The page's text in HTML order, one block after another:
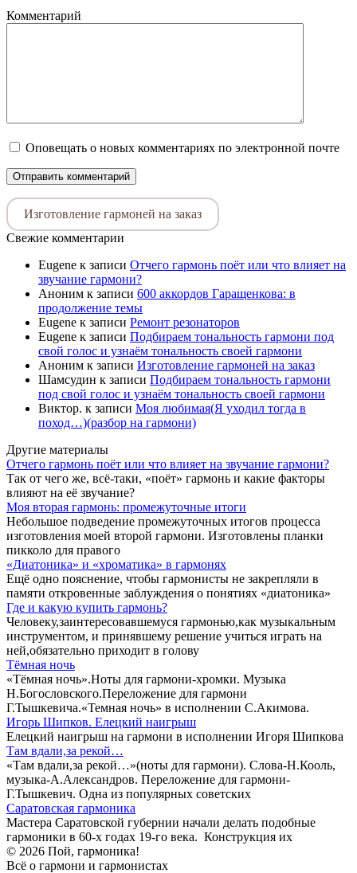
Комментарий
Оповещать о новых комментариях по электронной почте
Изготовление гармоней на заказ
Свежие комментарии
Eugene к записи Отчего гармонь поёт или что влияет на
звучание гармони?
Аноним к записи 600 аккордов Гаращенкова: в
продолжение темы
Eugene к записи Ремонт резонаторов
Eugene к записи Подбираем тональность гармони под
свой голос и узнаём тональность своей гармони
Аноним к записи Изготовление гармоней на заказ
Шамсудин к записи Подбираем тональность гармони
под свой голос и узнаём тональность своей гармони
Виктор. к записи Моя любимая(Я уходил тогда в
поход…)(разбор на гармони)
Другие материалы
Отчего гармонь поёт или что влияет на звучание гармони?
Так от чего же, всё-таки, «поёт» гармонь и какие факторы
влияют на её звучание?
Моя вторая гармонь: промежуточные итоги
Небольшое подведение промежуточных итогов процесса
изготовления моей второй гармони. Изготовлены планки
пикколо для правого
«Диатоника» и «хроматика» в гармонях
Ещё одно пояснение, чтобы гармонисты не закрепляли в
памяти откровенные заблуждения о понятиях «диатоника»
Где и какую купить гармонь?
Человеку,заинтересовавшемуся гармонью,как музыкальным
инструментом, и принявшему решение учиться играть на
ней,обязательно приходит в голову
Тёмная ночь
«Тёмная ночь».Ноты для гармони-хромки. Музыка
Н.Богословского.Переложение для гармони
Г.Тышкевича.«Темная ночь» в исполнении С.Акимова.
Игорь Шипков. Елецкий наигрыш
Елецкий наигрыш на гармони в исполнении Игоря Шипкова
Там вдали,за рекой…
«Там вдали,за рекой…»(ноты для гармони). Слова-Н.Кооль,
музыка-А.Александров. Переложение для гармони-
Г.Тышкевич. Одна из популярных советских
Саратовская гармоника
Мастера Саратовской губернии начали делать подобные
гармоники в 60-х годах 19-го века. Конструкция их
© 2026 Пой, гармоника!
Всё о гармони и гармонистах